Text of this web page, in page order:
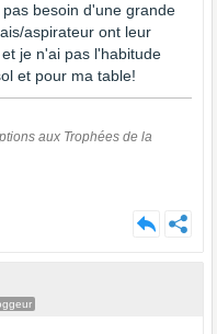
besoin d'une grande
aspirateur ont leur
je n'ai pas l'habitude
et pour ma table!
aux Trophées de la